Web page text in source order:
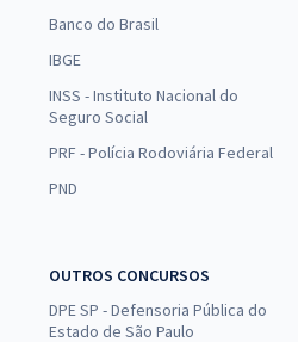
Banco do Brasil
IBGE
INSS - Instituto Nacional do
Seguro Social
PRF - Polícia Rodoviária Federal
PND
OUTROS CONCURSOS
DPE SP - Defensoria Pública do
Estado de São Paulo